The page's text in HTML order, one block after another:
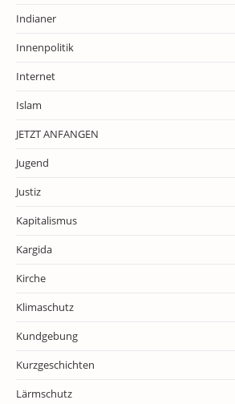
Indianer
Innenpolitik
Internet
Islam
JETZT ANFANGEN
Jugend
Justiz
Kapitalismus
Kargida
Kirche
Klimaschutz
Kundgebung
Kurzgeschichten
Lärmschutz